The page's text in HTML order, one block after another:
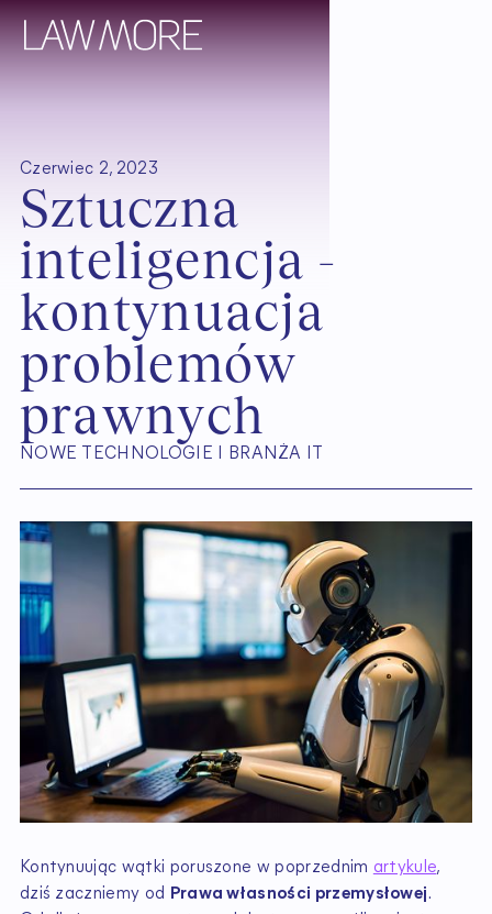
Czerwiec 2, 2023
Sztuczna
inteligencja -
kontynuacja
problemów
prawnych
NOWE TECHNOLOGIE I BRANŻA IT
Kontynuując wątki poruszone w poprzednim artykule,
dziś zaczniemy od
Prawa własności przemysłowej.